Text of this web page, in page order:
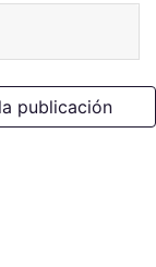
publicación